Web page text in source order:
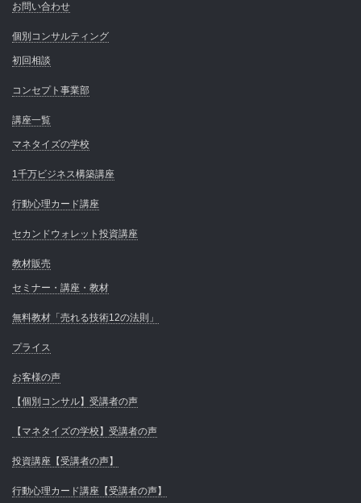
お問い合わせ
個別コンサルティング
初回相談
コンセプト事業部
講座一覧
マネタイズの学校
1千万ビジネス構築講座
行動心理カード講座
セカンドウォレット投資講座
教材販売
セミナー・講座・教材
無料教材「売れる技術12の法則」
プライス
お客様の声
【個別コンサル】受講者の声
【マネタイズの学校】受講者の声
投資講座【受講者の声】
行動心理カード講座【受講者の声】